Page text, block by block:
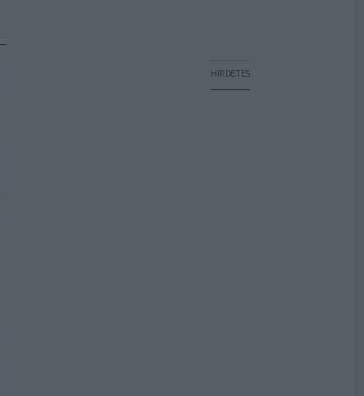
HIRDETÉS